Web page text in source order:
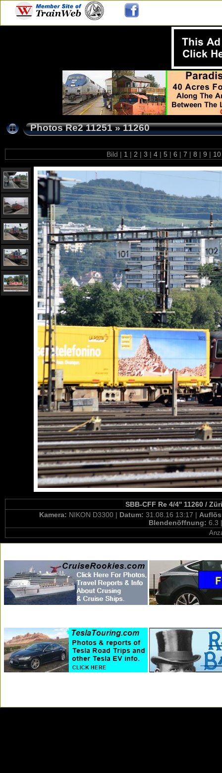
Photos Re2 11251»11260
Bild | 1 | 2 | 3 | 4 | 5 | 6 | 7 | 8 | 9 |
SBB-CFF Re 4/4'' 11260 /
Kamera: NIKON D3300 | Datum: 31.08.16 13:17 |
Blendenöffnung: 6.3